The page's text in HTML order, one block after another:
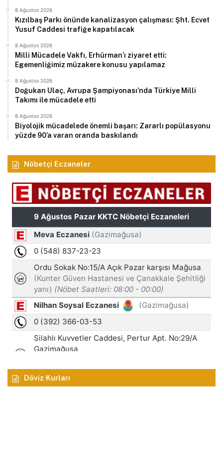
8 Ağustos 2026
Kızılbaş Parkı önünde kanalizasyon çalışması: Şht. Ecvet
Yusuf Caddesi trafiğe kapatılacak
8 Ağustos 2026
Milli Mücadele Vakfı, Erhürman’ı ziyaret etti:
Egemenliğimiz müzakere konusu yapılamaz
8 Ağustos 2026
Doğukan Ulaç, Avrupa Şampiyonası’nda Türkiye Milli
Takımı ile mücadele etti
8 Ağustos 2026
Biyolojik mücadelede önemli başarı: Zararlı popülasyonu
yüzde 90’a varan oranda baskılandı
Nöbetçi Eczaneler
Döviz Kurları